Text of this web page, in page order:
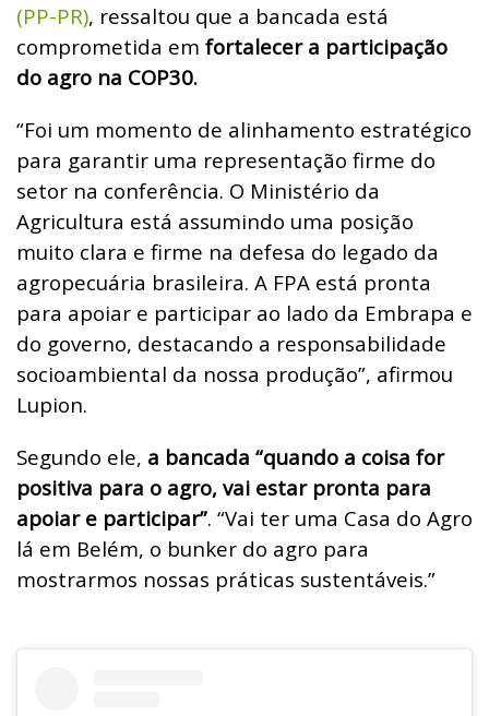
(PP-PR), ressaltou que a bancada está
comprometida em fortalecer a participação
do agro na COP30.
“Foi um momento de alinhamento estratégico
para garantir uma representação firme do
setor na conferência. O Ministério da
Agricultura está assumindo uma posição
muito clara e firme na defesa do legado da
agropecuária brasileira. A FPA está pronta
para apoiar e participar ao lado da Embrapa e
do governo, destacando a responsabilidade
socioambiental da nossa produção”, afirmou
Lupion.
Segundo ele, a bancada “quando a coisa for
positiva para o agro, vai estar pronta para
apoiar e participar”. “Vai ter uma Casa do Agro
lá em Belém, o bunker do agro para
mostrarmos nossas práticas sustentáveis.”